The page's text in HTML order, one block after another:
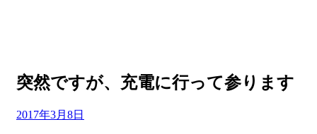
突然ですが、充電に行って参ります
投稿者master
投
2017年3月8日